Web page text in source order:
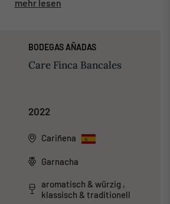
mehr lesen
BODEGAS AÑADAS
Care Finca Bancales
2022
Cariñena
Garnacha
aromatisch & würzig ,
klassisch & traditionell